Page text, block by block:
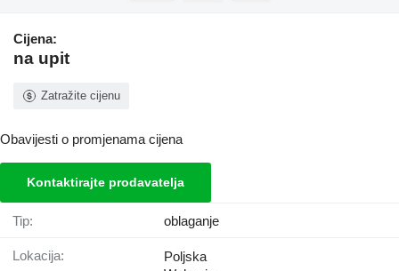
Cijena:
na upit
Zatražite cijenu
Obavijesti o promjenama cijena
Kontaktirajte prodavatelja
Tip: oblaganje
Lokacija:
Poljska